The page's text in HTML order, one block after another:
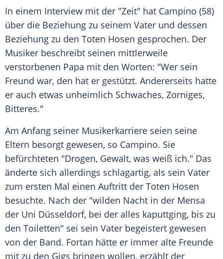
In einem Interview mit der "Zeit" hat Campino (58)
über die Beziehung zu seinem Vater und dessen
Beziehung zu den Toten Hosen gesprochen. Der
Musiker beschreibt seinen mittlerweile
verstorbenen Papa mit den Worten: "Wer sein
Freund war, den hat er gestützt. Andererseits hatte
er auch etwas unheimlich Schwaches, Zorniges,
Bitteres."
Am Anfang seiner Musikerkarriere seien seine
Eltern besorgt gewesen, so Campino. Sie
befürchteten "Drogen, Gewalt, was weiß ich." Das
änderte sich allerdings schlagartig, als sein Vater
zum ersten Mal einen Auftritt der Toten Hosen
besuchte. Nach der "wilden Nacht in der Mensa
der Uni Düsseldorf, bei der alles kaputtging, bis zu
den Toiletten" sei sein Vater begeistert gewesen
von der Band. Fortan hätte er immer alte Freunde
mit zu den Gigs bringen wollen, erzählt der